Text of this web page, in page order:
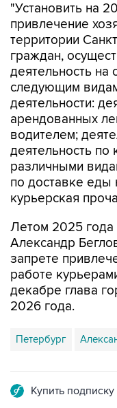
"Установить на
привлечение
территории
граждан,
деятельность на
следующим
деятельности:
арендованных
водителем;
деятельность по
различными
по доставке еды
курьерская
Летом 2025 года
Александр
запрете
работе
декабре глава
2026 года.
Петербург
Купить